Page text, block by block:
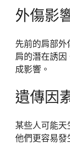
外傷影
先前的肩部
肩的潛在誘因
成影響。
遺傳因
某些人可能
他們更容易發